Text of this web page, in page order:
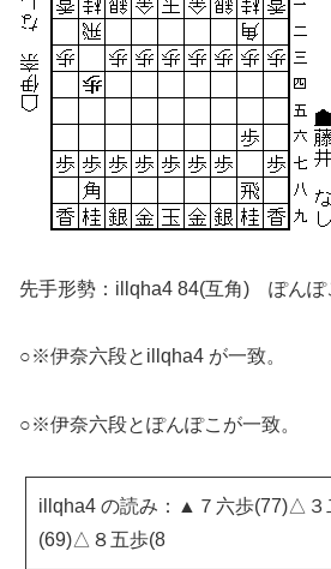
先手形勢：illqha4 84(互角) ぽんぽ
○※伊奈六段とillqha4 が一致。
○※伊奈六段とぽんぽこが一致。
illqha4 の読み：▲７六歩(77)△
(69)△８五歩(8